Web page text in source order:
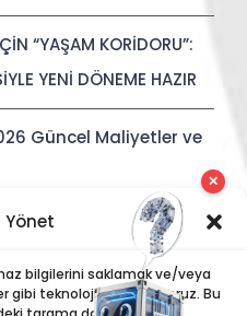
Yönet
bilgilerini saklamak ve/veya
gibi teknolojiler kullanıyoruz. Bu
“YAŞAM KORİDORU”:
YENİ DÖNEME HAZIR
Güncel Maliyetler ve
Entegre ve Hızlı İnşa
Yapıları
✕